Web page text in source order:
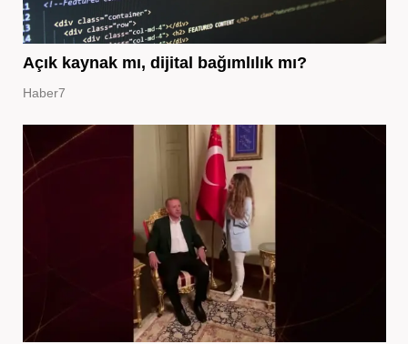
Açık kaynak mı, dijital bağımlılık mı?
Haber7